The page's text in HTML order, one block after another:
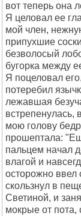
вот теперь она
Я целовал ее
мой член,
припухшие
безволосый
бугорка между
Я поцеловал
потеребил
лежавшая
встрепенулась,
мою голову
прошептала:
пальцем начал
влагой и
осторожно ввел
скользнул в
Светиной, и
мокрые от пота,